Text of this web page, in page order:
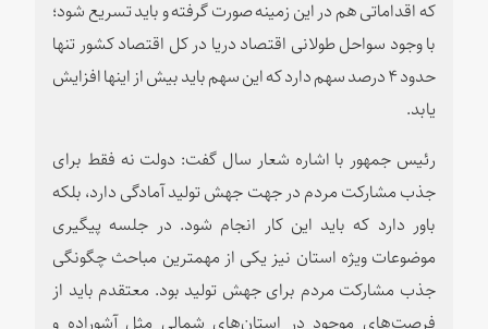
که اقداماتی هم در این زمینه صورت گرفته و باید تسریع شود؛
با وجود سواحل طولانی اقتصاد دریا در کل اقتصاد کشور تنها
حدود ۴ درصد سهم دارد که این سهم باید بیش از اینها افزایش
یابد.
رئیس جمهور با اشاره شعار سال گفت: دولت نه فقط برای
جذب مشارکت مردم در جهت جهش تولید آمادگی دارد، بلکه
باور دارد که باید این کار انجام شود. در جلسه پیگیری
موضوعات ویژه استان نیز یکی از مهمترین مباحث چگونگی
جذب مشارکت مردم برای جهش تولید بود. معتقدم باید از
فرصت‌های موجود در استان‌های شمالی مثل آشوراده و